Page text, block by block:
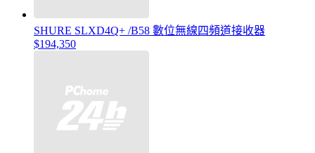
SHURE SLXD4Q+ /B58 數位無線四頻道接收器
$194,350